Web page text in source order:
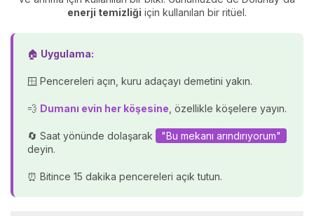
enerji temizliği için kullanılan bir ritüel.
🏠 Uygulama:
🪟 Pencereleri açın, kuru adaçayı demetini yakın.
💨 Dumanı evin her köşesine , özellikle köşelere yayın.
🔄 Saat yönünde dolaşarak
"Bu mekanı arındırıyorum"
deyin.
⏰ Bitince 15 dakika pencereleri açık tutun.